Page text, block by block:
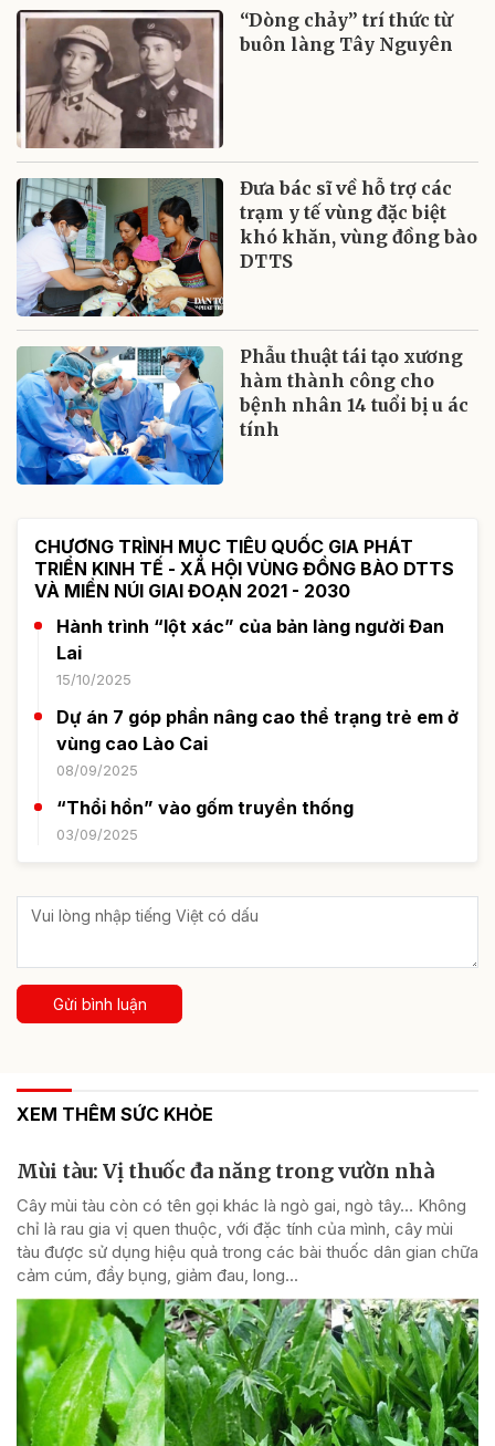
“Dòng chảy” trí thức từ
buôn làng Tây Nguyên
Đưa bác sĩ về hỗ trợ các
trạm y tế vùng đặc biệt
khó khăn, vùng đồng bào
DTTS
Phẫu thuật tái tạo xương
hàm thành công cho
bệnh nhân 14 tuổi bị u ác
tính
CHƯƠNG TRÌNH MỤC TIÊU QUỐC GIA PHÁT
TRIỂN KINH TẾ - XÃ HỘI VÙNG ĐỒNG BÀO DTTS
VÀ MIỀN NÚI GIAI ĐOẠN 2021 - 2030
Hành trình “lột xác” của bản làng người Đan
Lai
15/10/2025
Dự án 7 góp phần nâng cao thể trạng trẻ em ở
vùng cao Lào Cai
08/09/2025
“Thổi hồn” vào gốm truyền thống
03/09/2025
Gửi bình luận
XEM THÊM SỨC KHỎE
Mùi tàu: Vị thuốc đa năng trong vườn nhà
Cây mùi tàu còn có tên gọi khác là ngò gai, ngò tây… Không
chỉ là rau gia vị quen thuộc, với đặc tính của mình, cây mùi
tàu được sử dụng hiệu quả trong các bài thuốc dân gian chữa
cảm cúm, đầy bụng, giảm đau, long...